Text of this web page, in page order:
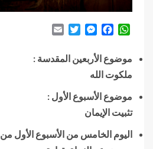
WhatsApp
Facebook
Messenger
Twitter
موضوع الأربعين المقدسة :
ملكوت الله
موضوع الأسبوع الأول :
تثبيت الإيمان
اليوم الخامس من الأسبوع الأول